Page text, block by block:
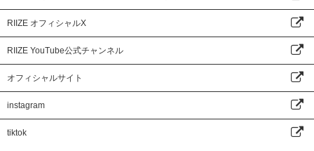
RIIZE オフィシャルX
RIIZE YouTube公式チャンネル
オフィシャルサイト
instagram
tiktok